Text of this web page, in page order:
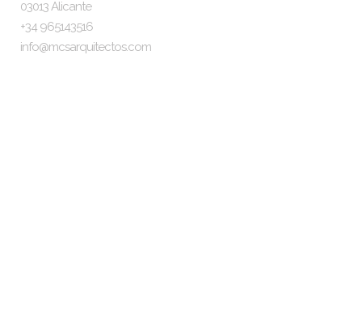
03013 Alicante
+34 965143516
info@mcsarquitectos.com